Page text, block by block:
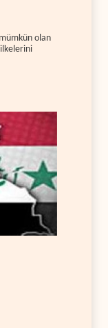
mümkün olan